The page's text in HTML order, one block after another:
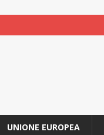
UNIONE EUROPEA